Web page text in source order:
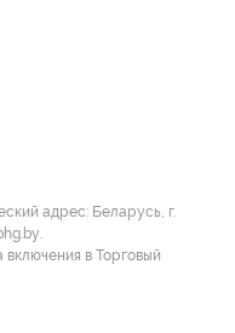
адрес: Беларусь, г.
в Торговый